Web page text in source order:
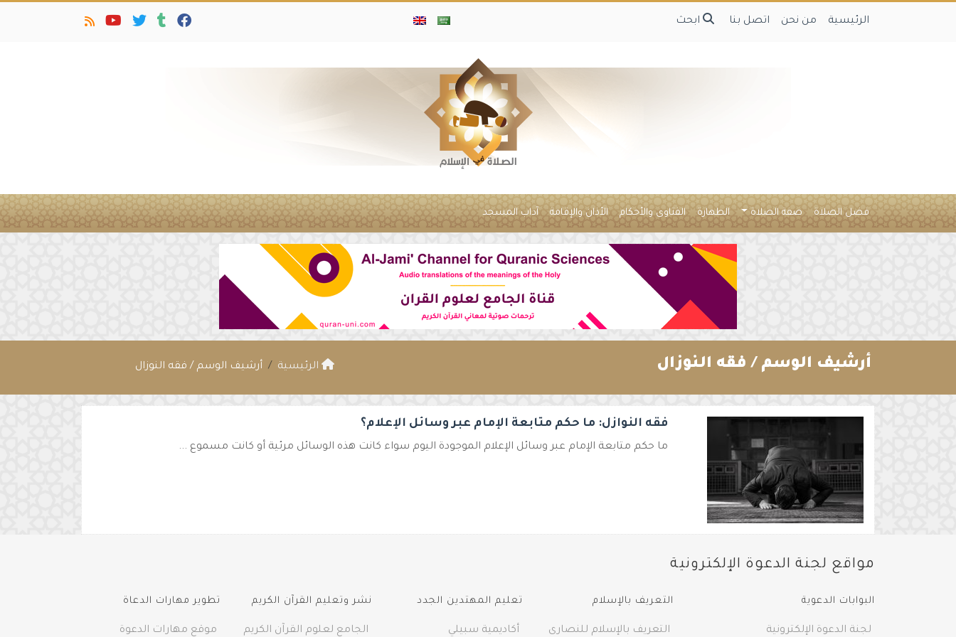
الرئيسية من نحن اتصل بنا ابحث
فضل الصلاة صفة الصلاة الطهارة الفتاوى والأحكام الأذان والإقامة آداب المسجد
أرشيف الوسم / فقه النوزال الرئيسية أرشيف الوسم / فقه النوزال
فقه النوازل: ما حكم متابعة الإمام عبر وسائل الإعلام؟
ما حكم متابعة الإمام عبر وسائل الإعلام الموجودة اليوم سواء كانت هذه الوسائل مرئية أو كانت مسموع ...
مواقع لجنة الدعوة الإلكترونية
البوابات الدعوية
لجنة الدعوة الإلكترونية
التعريف بالإسلام
التعريف بالإسلام للنصارى
تعليم المهتدين الجدد
أكاديمية سبيلي
نشر وتعليم القرآن الكريم
الجامع لعلوم القرآن الكريم
تطوير مهارات الدعاة
موقع مهارات الدعوة